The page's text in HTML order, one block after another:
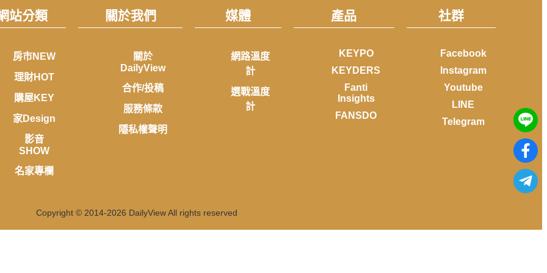
站分類
房市NEW
理財HOT
購屋KEY
家Design
影音
SHOW
名家專欄
關於我們
關於
DailyView
合作/投稿
服務條款
隱私權聲明
媒體
網路溫度
計
選戰溫度
計
產品
KEYPO
KEYDERS
Fanti
Insights
FANSDO
社群
Facebook
Instagram
Youtube
LINE
Telegram
Copyright © 2014-2026 DailyView All rights reserved